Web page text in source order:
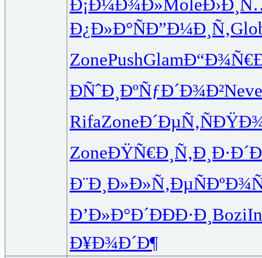
Ð¡Ð¼Ð¾Ð»Mole
Ð¿Ð»Ð°ÑÐ”Ð¼Ð¸Ñ‚
ZonePushGlam
ÐÑˆÐ¸ÐºÑƒÐ´Ð¾Ð²Neve
RifaZoneÐ´ÐµÑ‚Ñ
ZoneÐŸÑ€Ð¸Ñ‚
Ð¨Ð¸Ð»Ð»Ñ‚ÐµÑÐº
Ð’Ð»Ð°Ð´ÐÐÐ·Ð¸ Bozi
Ð¥Ð¾Ð´Ð¶